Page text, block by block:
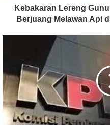
Kebakaran Lereng
Berjuang Melawan Api